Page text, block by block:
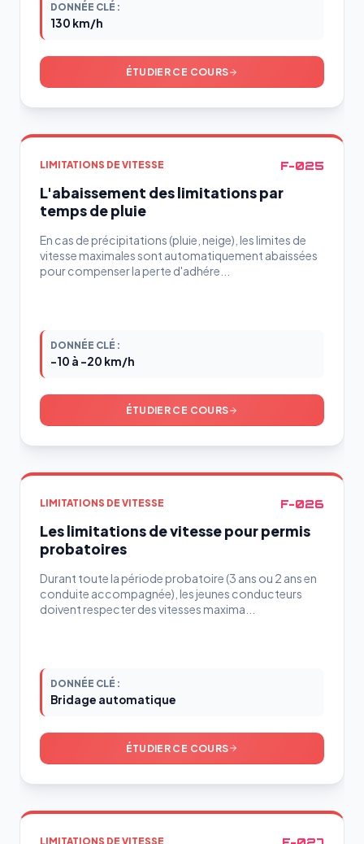
DONNÉE CLÉ :
130 km/h
ÉTUDIER CE COURS
LIMITATIONS DE VITESSE F-025
L'abaissement des limitations par
temps de pluie
En cas de précipitations (pluie, neige), les limites de
vitesse maximales sont automatiquement abaissées
pour compenser la perte d'adhére...
DONNÉE CLÉ :
-10 à -20 km/h
ÉTUDIER CE COURS
LIMITATIONS DE VITESSE F-026
Les limitations de vitesse pour permis
probatoires
Durant toute la période probatoire (3 ans ou 2 ans en
conduite accompagnée), les jeunes conducteurs
doivent respecter des vitesses maxima...
DONNÉE CLÉ :
Bridage automatique
ÉTUDIER CE COURS
LIMITATIONS DE VITESSE